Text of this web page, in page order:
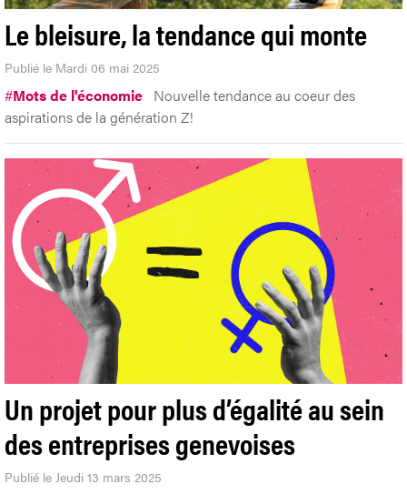
Le bleisure, la tendance qui monte
Publié le Mardi 06 mai 2025
#Mots de l'économie Nouvelle tendance au coeur des
aspirations de la génération Z!
Un projet pour plus d’égalité au sein
des entreprises genevoises
Publié le Jeudi 13 mars 2025